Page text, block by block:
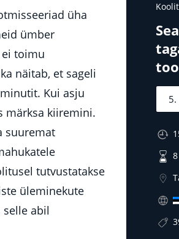
üha
ümber
toimu
näitab, et sageli
Kui asju
märksa kiiremini.
suuremat
tutvustatakse
üleminekute
abil